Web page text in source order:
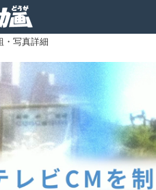
・写真詳細